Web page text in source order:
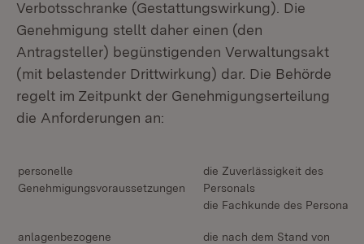
Verbotsschranke (Gestattungswirkung). Die
Genehmigung stellt daher einen (den
Antragsteller) begünstigenden Verwaltungsakt
(mit belastender Drittwirkung) dar. Die Behörde
regelt im Zeitpunkt der Genehmigungserteilung
die Anforderungen an:
personelle
Genehmigungsvoraussetzungen
die Zuverlässigkeit des
Personals
die Fachkunde des Personals
anlagenbezogene
die nach dem Stand von